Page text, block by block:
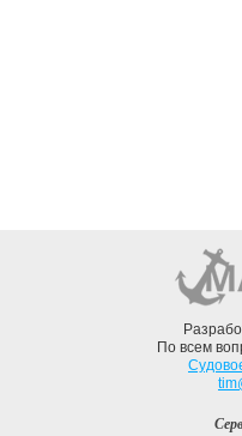
По всем